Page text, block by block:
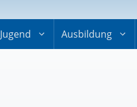
Jugend Ausbildung